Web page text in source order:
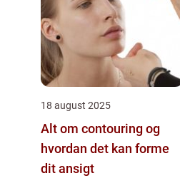
18 august 2025
Alt om contouring og
hvordan det kan forme
dit ansigt